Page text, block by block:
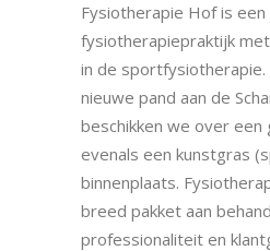
Fysiotherapie Hof is een
fysiotherapiepraktijk
in de
nieuwe pand aan de
beschikken we over
evenals een kunstgras
binnenplaats.
breed pakket aan
professionaliteit en